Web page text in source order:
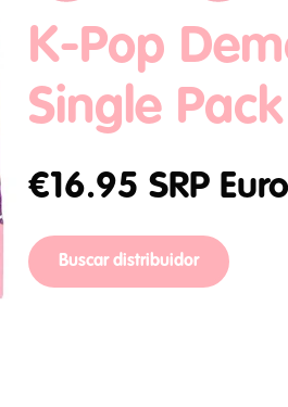
K-Pop
Single Pack
€16.95 SRP Euro
Buscar distribuidor